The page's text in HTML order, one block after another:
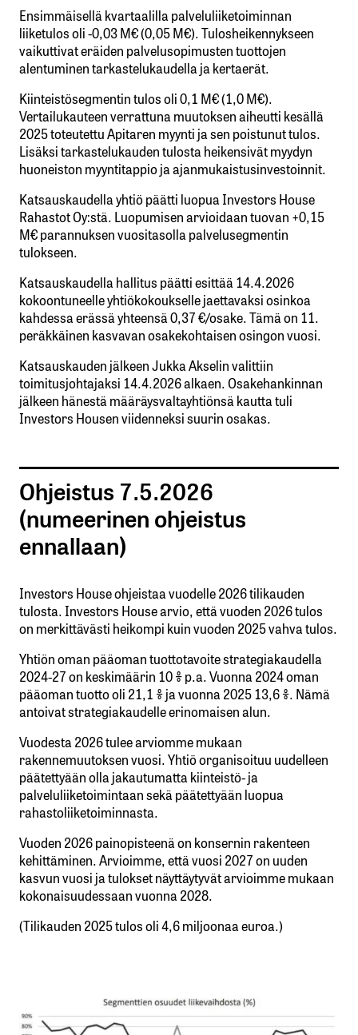
Ensimmäisellä kvartaalilla palveluliiketoiminnan
liiketulos oli -0,03 M€ (0,05 M€). Tulosheikennykseen
vaikuttivat eräiden palvelusopimusten tuottojen
alentuminen tarkastelukaudella ja kertaerät.
Kiinteistösegmentin tulos oli 0,1 M€ (1,0 M€).
Vertailukauteen verrattuna muutoksen aiheutti kesällä
2025 toteutettu Apitaren myynti ja sen poistunut tulos.
Lisäksi tarkastelukauden tulosta heikensivät myydyn
huoneiston myyntitappio ja ajanmukaistusinvestoinnit.
Katsauskaudella yhtiö päätti luopua Investors House
Rahastot Oy:stä. Luopumisen arvioidaan tuovan +0,15
M€ parannuksen vuositasolla palvelusegmentin
tulokseen.
Katsauskaudella hallitus päätti esittää 14.4.2026
kokoontuneelle yhtiökokoukselle jaettavaksi osinkoa
kahdessa erässä yhteensä 0,37 €/osake. Tämä on 11.
peräkkäinen kasvavan osakekohtaisen osingon vuosi.
Katsauskauden jälkeen Jukka Akselin valittiin
toimitusjohtajaksi 14.4.2026 alkaen. Osakehankinnan
jälkeen hänestä määräysvaltayhtiönsä kautta tuli
Investors Housen viidenneksi suurin osakas.
Ohjeistus 7.5.2026
(numeerinen ohjeistus
ennallaan)
Investors House ohjeistaa vuodelle 2026 tilikauden
tulosta. Investors House arvio, että vuoden 2026 tulos
on merkittävästi heikompi kuin vuoden 2025 vahva tulos.
Yhtiön oman pääoman tuottotavoite strategiakaudella
2024-27 on keskimäärin 10 % p.a. Vuonna 2024 oman
pääoman tuotto oli 21,1 % ja vuonna 2025 13,6 %. Nämä
antoivat strategiakaudelle erinomaisen alun.
Vuodesta 2026 tulee arviomme mukaan
rakennemuutoksen vuosi. Yhtiö organisoituu uudelleen
päätettyään olla jakautumatta kiinteistö- ja
palveluliiketoimintaan sekä päätettyään luopua
rahastoliiketoiminnasta.
Vuoden 2026 painopisteenä on konsernin rakenteen
kehittäminen. Arvioimme, että vuosi 2027 on uuden
kasvun vuosi ja tulokset näyttäytyvät arvioimme mukaan
kokonaisuudessaan vuonna 2028.
(Tilikauden 2025 tulos oli 4,6 miljoonaa euroa.)